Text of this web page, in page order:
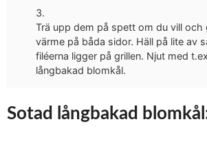
Trä upp dem på spett om du vill och
värme på båda sidor. Häll på lite av
filéerna ligger på grillen. Njut med
långbakad blomkål.
Sotad långbakad